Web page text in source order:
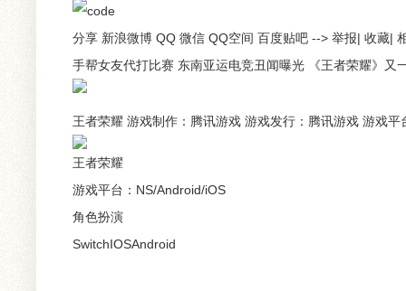
分享 新浪微博 QQ 微信 QQ空间 百度贴吧 --> 举报| 收藏|
手帮女友代打比赛 东南亚运电竞丑闻曝光 《王者荣耀》
王者荣耀 游戏制作：腾讯游戏 游戏发行：腾讯游戏 游戏
王者荣耀
游戏平台：NS/Android/iOS
角色扮演
SwitchIOSAndroid